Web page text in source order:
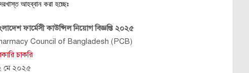
আহব্বান করা হচ্ছেঃ
ফার্মেসী কাউন্সিল নিয়োগ বিজ্ঞপ্তি ২০২৫
Council of Bangladesh (PCB)
চাকরি
মে ২০২৫